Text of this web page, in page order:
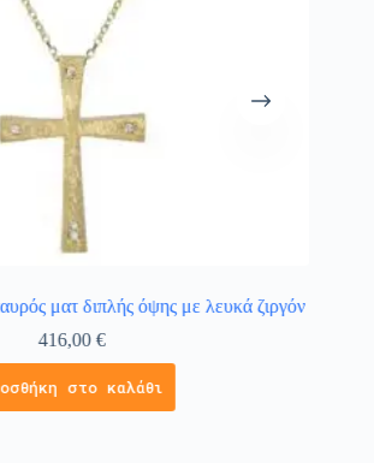
ματ διπλής όψης με λευκά ζιργόν
416,00€
στο καλάθι